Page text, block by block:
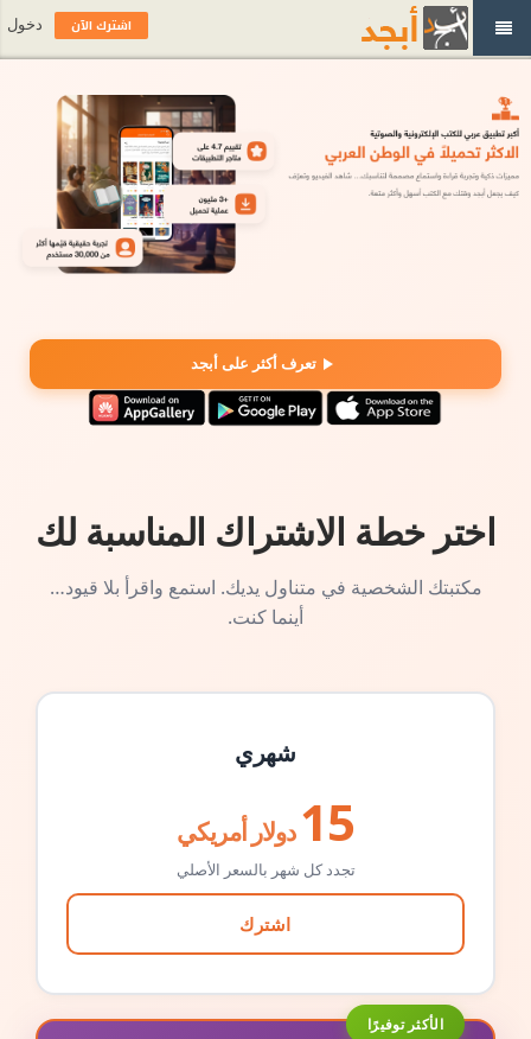
تعرف أكثر على أبجد
اختر خطة الاشتراك المناسبة لك
مكتبتك الشخصية في متناول يديك. استمع واقرأ بلا قيود…
أينما كنت.
شهري
15 دولار أمريكي
تجدد كل شهر بالسعر الأصلي
اشترك
الأكثر توفيرًا
اشترك الآن دخول